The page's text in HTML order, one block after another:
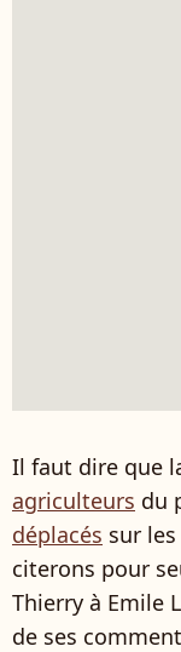
Il faut dire que
agriculteurs du
déplacés sur
citerons pour
Thierry à Emile
de ses